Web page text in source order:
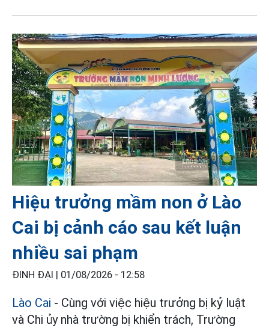
Hiệu trưởng mầm non ở Lào
Cai bị cảnh cáo sau kết luận
nhiều sai phạm
ĐINH ĐẠI | 01/08/2026 - 12:58
Lào Cai - Cùng với việc hiệu trưởng bị kỷ luật
và Chi ủy nhà trường bị khiển trách, Trường